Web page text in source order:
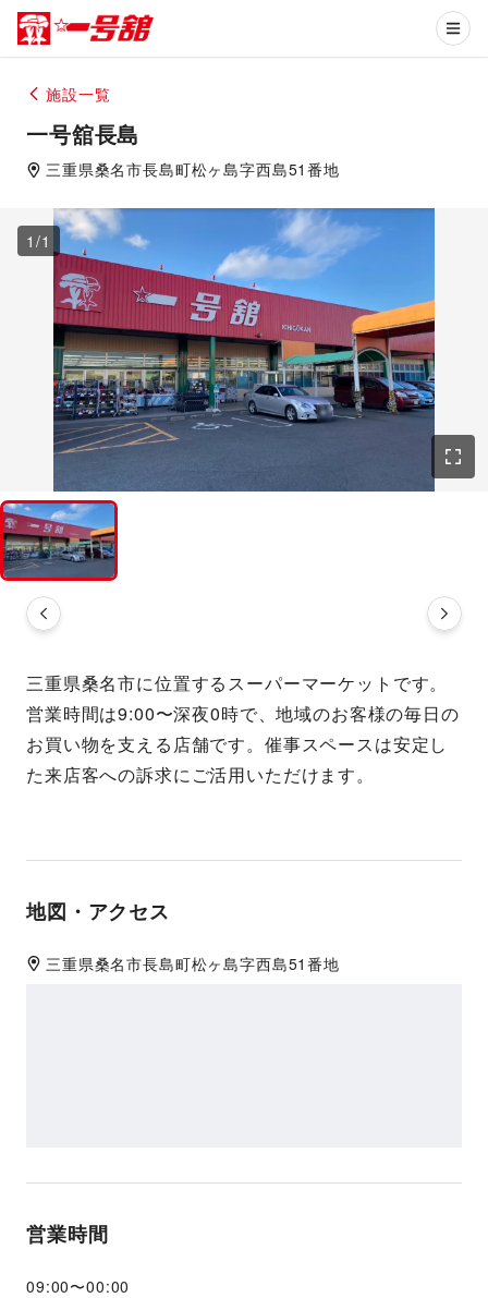
施設一覧
一号舘長島
三重県桑名市長島町松ヶ島字西島51番地
1 /1
三重県桑名市に位置するスーパーマーケットです。
営業時間は9:00〜深夜0時で、地域のお客様の毎日の
お買い物を支える店舗です。催事スペースは安定し
た来店客への訴求にご活用いただけます。
地図・アクセス
三重県桑名市長島町松ヶ島字西島51番地
営業時間
09:00〜00:00